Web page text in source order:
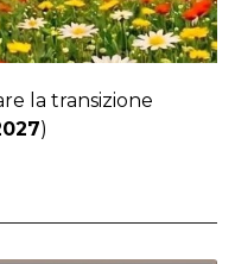
la transizione
)